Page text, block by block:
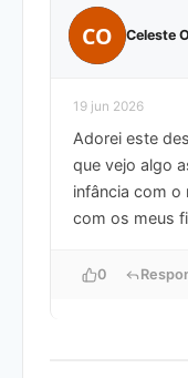
CO Celeste
19 jun 2026
Adorei este
que vejo algo
infância com o
com os meus
0